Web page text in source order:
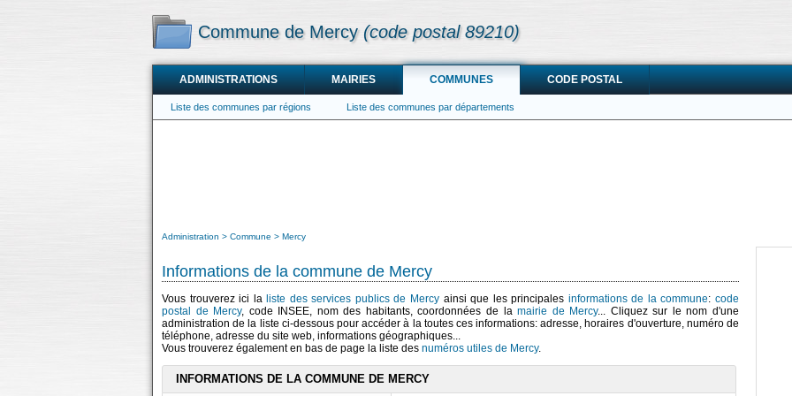
Commune de Mercy (code postal 89210)
ADMINISTRATIONS MAIRIES COMMUNES CODE POSTAL
Liste des communes par régions Liste des communes par départements
Administration Commune Mercy
Informations de la commune de Mercy
Vous trouverez ici la liste des services publics de Mercy ainsi que les principales informations de la commune:code
postal de Mercy, code INSEE, nom des habitants, coordonnées de lamairie de Mercy... Cliquez sur le nom d'une
administration de la liste ci-dessous pour accéder à la toutes ces informations: adresse, horaires d'ouverture, numéro de
téléphone, adresse du site web, informations géographiques...
Vous trouverez également en bas de page la liste des numéros utiles de Mercy.
INFORMATIONS DE LA COMMUNE DE MERCY